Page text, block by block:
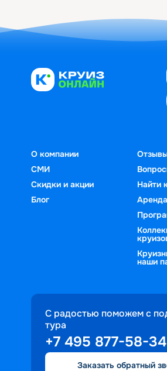
О компании
СМИ
Скидки и акции
Блог
Найти
наши
С радостью поможем с
тура
+7 495 877-58-34
Заказать обратный